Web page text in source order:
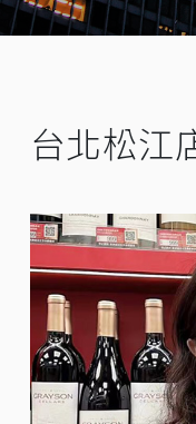
台北松江